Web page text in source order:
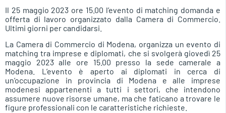
Il 25 maggio 2023 ore 15.00 l’evento di matching domanda e
offerta di lavoro organizzato dalla Camera di Commercio.
Ultimi giorni per candidarsi.
La Camera di Commercio di Modena, organizza un evento di
matching tra imprese e diplomati, che si svolgerà giovedì 25
maggio 2023 alle ore 15.00 presso la sede camerale a
Modena. L’evento è aperto ai diplomati in cerca di
un’occupazione in provincia di Modena e alle imprese
modenesi appartenenti a tutti i settori, che intendono
assumere nuove risorse umane, ma che faticano a trovare le
figure professionali con le caratteristiche richieste.